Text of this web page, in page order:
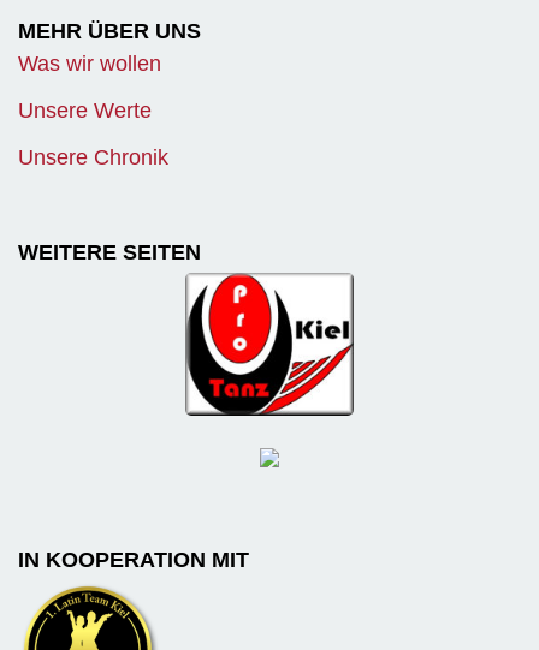
MEHR ÜBER UNS
Was wir wollen
Unsere Werte
Unsere Chronik
WEITERE SEITEN
IN KOOPERATION MIT